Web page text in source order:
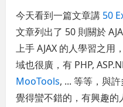
今天看到一篇文章講 50
文章列出了 50 則關於
上手 AJAX 的人學習之用
域也很廣，有 PHP,
MooTools, ... 等等，與
覺得蠻不錯的，有興趣